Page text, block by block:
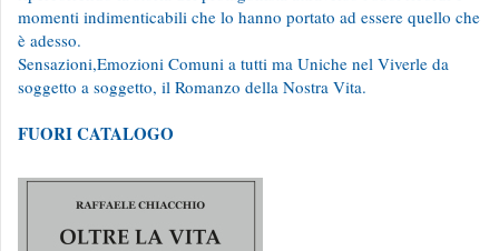
momenti indimenticabili che lo hanno portato ad essere quello che
è adesso.
Sensazioni,Emozioni Comuni a tutti ma Uniche nel Viverle da
soggetto a soggetto, il Romanzo della Nostra Vita.
FUORI CATALOGO